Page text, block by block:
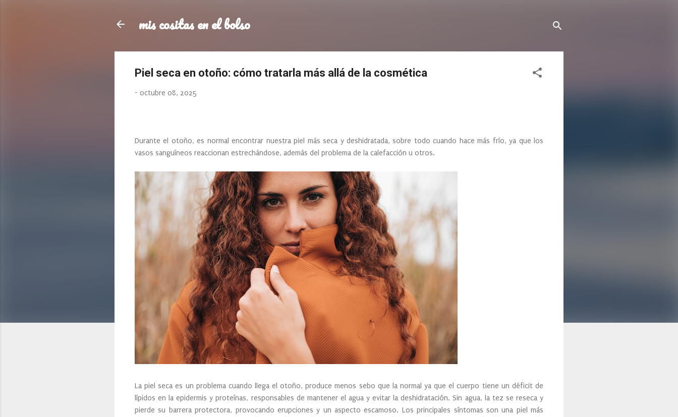
mis cositas en el bolso
Piel seca en otoño: cómo tratarla más allá de la cosmética
- octubre 08, 2025
Durante el otoño, es normal encontrar nuestra piel más seca y deshidratada, sobre todo cuando hace más frío, ya que los
vasos sanguíneos reaccionan estrechándose, además del problema de la calefacción u otros.
La piel seca es un problema cuando llega el otoño, produce menos sebo que la normal ya que el cuerpo tiene un déficit de
lípidos en la epidermis y proteínas, responsables de mantener el agua y evitar la deshidratación. Sin agua, la tez se reseca y
pierde su barrera protectora, provocando erupciones y un aspecto escamoso. Los principales síntomas son una piel más